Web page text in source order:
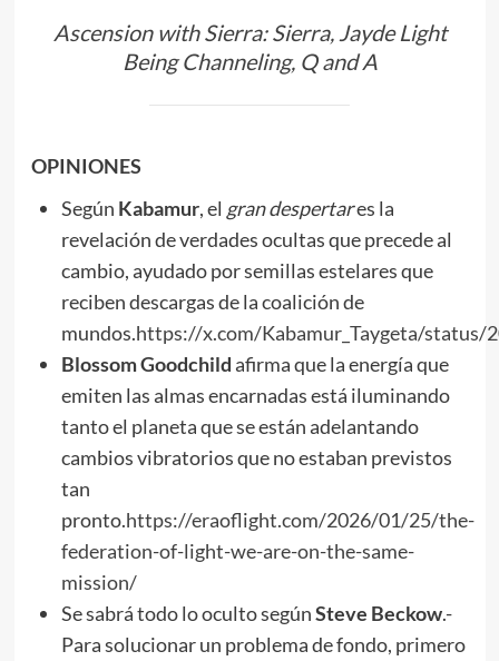
Ascension with Sierra: Sierra, Jayde Light
Being Channeling, Q and A
OPINIONES
Según Kabamur, el gran despertares la
revelación de verdades ocultas que precede al
cambio, ayudado por semillas estelares que
reciben descargas de la coalición de
mundos.https://x.com/Kabamur_Taygeta/status/
Blossom Goodchildafirma que la energía que
emiten las almas encarnadas está iluminando
tanto el planeta que se están adelantando
cambios vibratorios que no estaban previstos
tan
pronto.https://eraoflight.com/2026/01/25/the-
federation-of-light-we-are-on-the-same-
mission/
Se sabrá todo lo oculto segúnSteve Beckow.-
Para solucionar un problema de fondo, primero